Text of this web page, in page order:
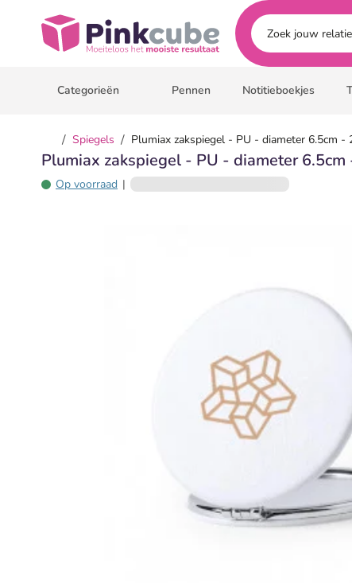
Pinkcube
Categorieën Pennen Notitieboekjes
/ Spiegels / Plumiax zakspiegel - PU - diameter 6.5cm -
Plumiax zakspiegel - PU - diameter
Op voorraad |